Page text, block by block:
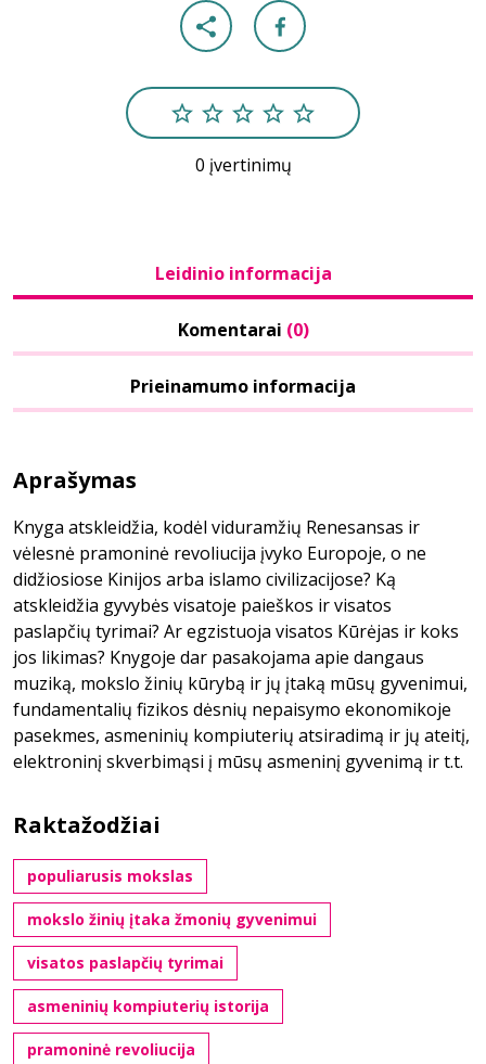
0 įvertinimų
Leidinio informacija
Komentarai (0)
Prieinamumo informacija
Aprašymas
Knyga atskleidžia, kodėl viduramžių Renesansas ir
vėlesnė pramoninė revoliucija įvyko Europoje, o ne
didžiosiose Kinijos arba islamo civilizacijose? Ką
atskleidžia gyvybės visatoje paieškos ir visatos
paslapčių tyrimai? Ar egzistuoja visatos Kūrėjas ir koks
jos likimas? Knygoje dar pasakojama apie dangaus
muziką, mokslo žinių kūrybą ir jų įtaką mūsų gyvenimui,
fundamentalių fizikos dėsnių nepaisymo ekonomikoje
pasekmes, asmeninių kompiuterių atsiradimą ir jų ateitį,
elektroninį skverbimąsi į mūsų asmeninį gyvenimą ir t.t.
Raktažodžiai
populiarusis mokslas
mokslo žinių įtaka žmonių gyvenimui
visatos paslapčių tyrimai
asmeninių kompiuterių istorija
pramoninė revoliucija